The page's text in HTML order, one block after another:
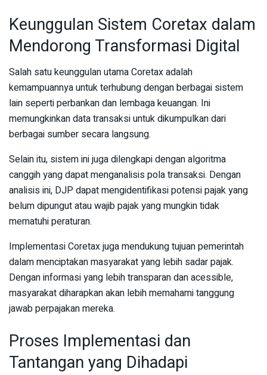
Keunggulan Sistem Coretax dalam
Mendorong Transformasi Digital
Salah satu keunggulan utama Coretax adalah
kemampuannya untuk terhubung dengan berbagai sistem
lain seperti perbankan dan lembaga keuangan. Ini
memungkinkan data transaksi untuk dikumpulkan dari
berbagai sumber secara langsung.
Selain itu, sistem ini juga dilengkapi dengan algoritma
canggih yang dapat menganalisis pola transaksi. Dengan
analisis ini, DJP dapat mengidentifikasi potensi pajak yang
belum dipungut atau wajib pajak yang mungkin tidak
mematuhi peraturan.
Implementasi Coretax juga mendukung tujuan pemerintah
dalam menciptakan masyarakat yang lebih sadar pajak.
Dengan informasi yang lebih transparan dan acessible,
masyarakat diharapkan akan lebih memahami tanggung
jawab perpajakan mereka.
Proses Implementasi dan
Tantangan yang Dihadapi